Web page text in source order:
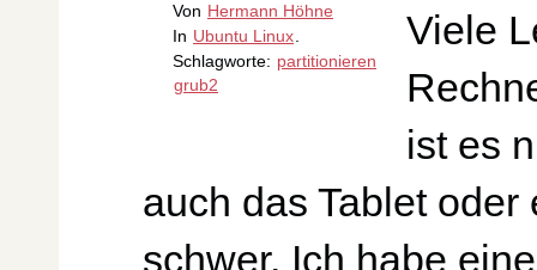
Von Hermann Höhne
In Ubuntu Linux.
Schlagworte: partitionieren
grub2
Viele
ist es
auch das Tablet
schwer. Ich habe